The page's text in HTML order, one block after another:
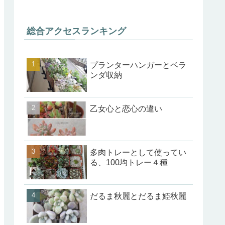
総合アクセスランキング
プランターハンガーとベラ
ンダ収納
乙女心と恋心の違い
多肉トレーとして使ってい
る、100均トレー４種
だるま秋麗とだるま姫秋麗